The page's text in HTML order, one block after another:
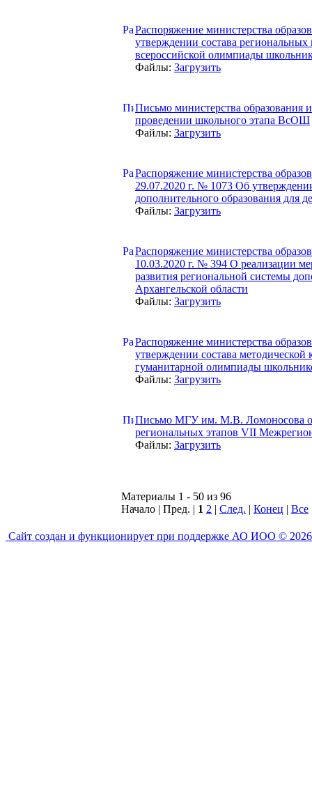
Распоряжение министерства
утверждении состава
всероссийской олимпиады
Файлы: Загрузить
Письмо министерства образования
проведении школьного этапа ВсОШ
Файлы: Загрузить
Распоряжение министерства
29.07.2020 г. № 1073 Об
дополнительного образования для
Файлы: Загрузить
Распоряжение министерства
10.03.2020 г. № 394 О реализации
развития региональной системы
Архангельской области
Файлы: Загрузить
Распоряжение министерства
утверждении состава
гуманитарной олимпиады
Файлы: Загрузить
Письмо МГУ им. М.В. Ломоносова
региональных этапов VII
Файлы: Загрузить
Материалы 1 - 50 из 96
Начало | Пред. | 1 2 | След. | Конец | Все
Сайт создан и функционирует при поддержке АО ИОО © 2026